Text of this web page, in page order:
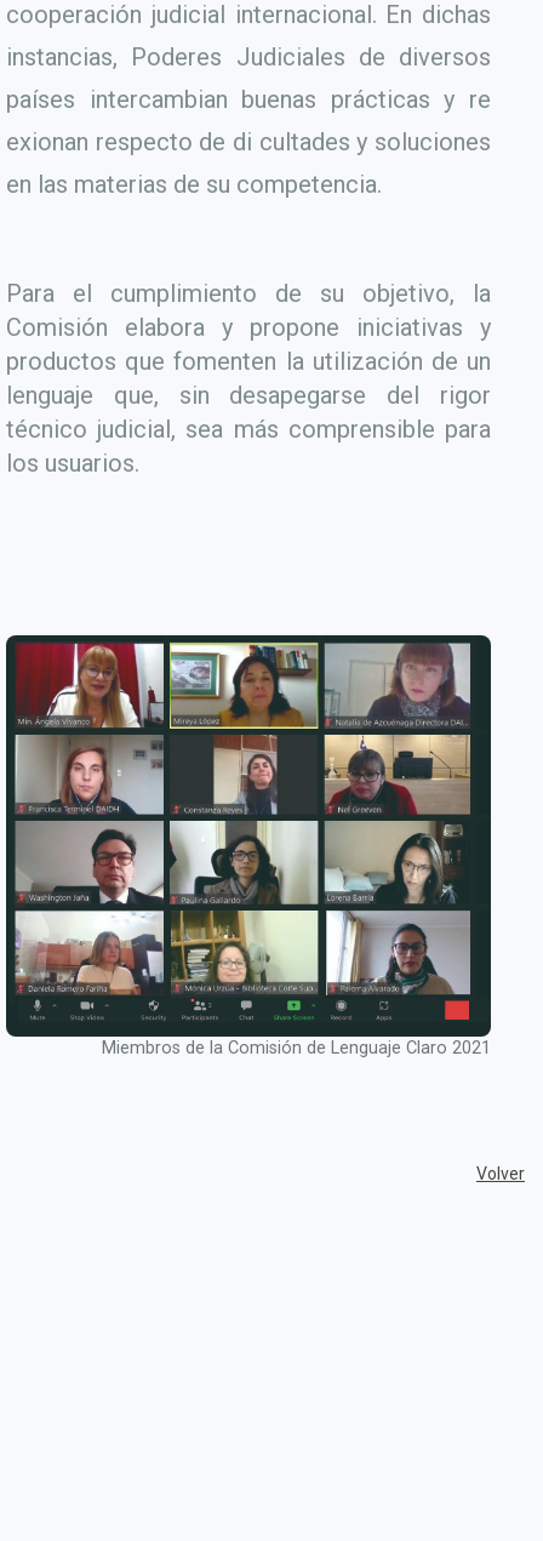
cooperación judicial internacional. En dichas
instancias, Poderes Judiciales de diversos
países intercambian buenas prácticas y re
exionan respecto de di cultades y soluciones
en las materias de su competencia.
Para el cumplimiento de su objetivo, la
Comisión elabora y propone iniciativas y
productos que fomenten la utilización de un
lenguaje que, sin desapegarse del rigor
técnico judicial, sea más comprensible para
los usuarios.
Miembros de la Comisión de Lenguaje Claro 2021
Volver